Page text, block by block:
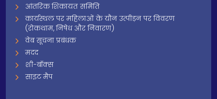
आंतरिक शिकायत समिति
कार्यस्थल पर महिलाओं के यौन उत्पीड़न पर विवरण
(रोकथाम, निषेध और निवारण)
वेब सूचना प्रबंधक
मदद
शी-बॉक्स
साइट मैप